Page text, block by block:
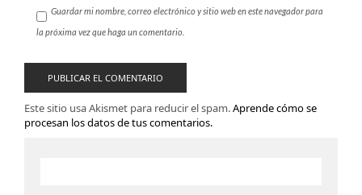
Guardar mi nombre, correo electrónico y sitio web en este navegador para
la próxima vez que haga un comentario.
Este sitio usa Akismet para reducir el spam.Aprende cómo se
procesan los datos de tus comentarios.